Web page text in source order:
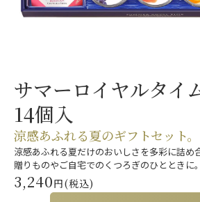
サマーロイヤルタイ
14個入
涼感あふれる夏のギフトセット。
涼感あふれる夏だけのおいしさを多彩に詰め
贈りものやご自宅でのくつろぎのひとときに。
3,240円(税込)